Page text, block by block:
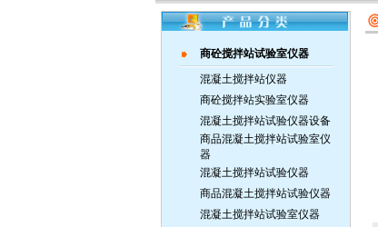
商砼搅拌站试验室仪器
混凝土搅拌站仪器
商砼搅拌站实验室仪器
混凝土搅拌站试验仪器设备
商品混凝土搅拌站试验室仪
器
混凝土搅拌站试验仪器
商品混凝土搅拌站试验仪器
混凝土搅拌站试验室仪器